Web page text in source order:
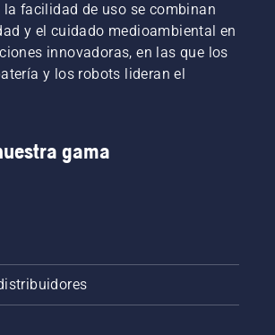
la facilidad de uso se combinan
y el cuidado medioambiental en
innovadoras, en las que los
y los robots lideran el
gama